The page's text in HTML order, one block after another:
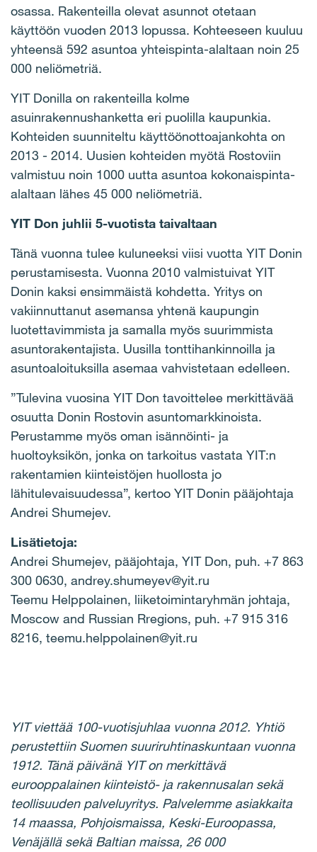
osassa. Rakenteilla olevat asunnot otetaan
käyttöön vuoden 2013 lopussa. Kohteeseen kuuluu
yhteensä 592 asuntoa yhteispinta-alaltaan noin 25
000 neliömetriä.
YIT Donilla on rakenteilla kolme
asuinrakennushanketta eri puolilla kaupunkia.
Kohteiden suunniteltu käyttöönottoajankohta on
2013 - 2014. Uusien kohteiden myötä Rostoviin
valmistuu noin 1000 uutta asuntoa kokonaispinta-
alaltaan lähes 45 000 neliömetriä.
YIT Don juhlii 5-vuotista taivaltaan
Tänä vuonna tulee kuluneeksi viisi vuotta YIT Donin
perustamisesta. Vuonna 2010 valmistuivat YIT
Donin kaksi ensimmäistä kohdetta. Yritys on
vakiinnuttanut asemansa yhtenä kaupungin
luotettavimmista ja samalla myös suurimmista
asuntorakentajista. Uusilla tonttihankinnoilla ja
asuntoaloituksilla asemaa vahvistetaan edelleen.
”Tulevina vuosina YIT Don tavoittelee merkittävää
osuutta Donin Rostovin asuntomarkkinoista.
Perustamme myös oman isännöinti- ja
huoltoyksikön, jonka on tarkoitus vastata YIT:n
rakentamien kiinteistöjen huollosta jo
lähitulevaisuudessa”, kertoo YIT Donin pääjohtaja
Andrei Shumejev.
Lisätietoja:
Andrei Shumejev, pääjohtaja, YIT Don, puh. +7 863
300 0630, andrey.shumeyev@yit.ru
Teemu Helppolainen, liiketoimintaryhmän johtaja,
Moscow and Russian Rregions, puh. +7 915 316
8216, teemu.helppolainen@yit.ru
YIT viettää 100-vuotisjuhlaa vuonna 2012. Yhtiö
perustettiin Suomen suuriruhtinaskuntaan vuonna
1912. Tänä päivänä YIT on merkittävä
eurooppalainen kiinteistö- ja rakennusalan sekä
teollisuuden palveluyritys. Palvelemme asiakkaita
14 maassa, Pohjoismaissa, Keski-Euroopassa,
Venäjällä sekä Baltian maissa, 26 000